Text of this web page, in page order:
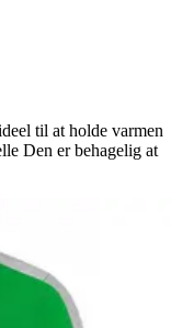
til at holde varmen
Den er behagelig at